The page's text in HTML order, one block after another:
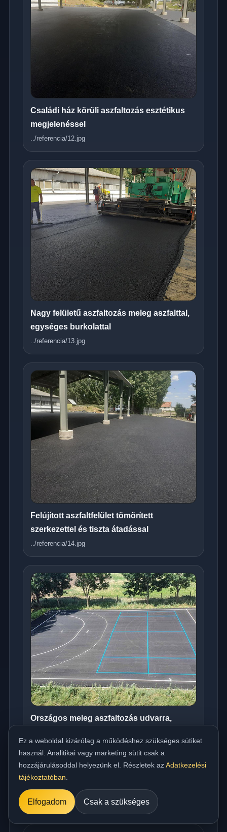
Családi ház körüli aszfaltozás esztétikus
megjelenéssel
../referencia/12.jpg
Nagy felületű aszfaltozás meleg aszfalttal,
egységes burkolattal
../referencia/13.jpg
Felújított aszfaltfelület tömörített
szerkezettel és tiszta átadással
../referencia/14.jpg
Országos meleg aszfaltozás udvarra,
Műszaki FAQ
Ez a weboldal kizárólag a működéshez szükséges sütiket
használ. Analitikai vagy marketing sütit csak a
hozzájárulásoddal helyezünk el. Részletek azAdatkezelési
tájékoztatóban
Elfogadom Csak a szükséges